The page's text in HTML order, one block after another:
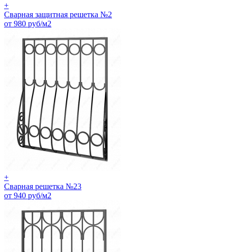
+
Сварная защитная решетка №2
от 980 руб/м2
+
Сварная решетка №23
от 940 руб/м2